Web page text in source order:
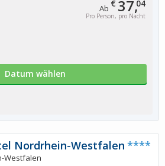
Ab € 37,04
Pro Person, pro Nacht
Datum wählen
Nordrhein-Westfalen ****
Westfalen